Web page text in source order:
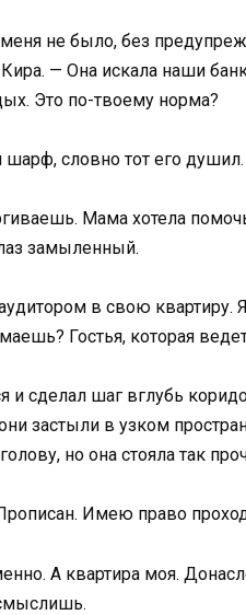
не было, без
— Она искала наши
Это по-твоему норма?
шарф, словно тот его
Мама хотела
замыленный.
в свою квартиру.
Гостья, которая
и сделал шаг вглубь
застыли в узком
но она стояла так
Имею право
А квартира моя.